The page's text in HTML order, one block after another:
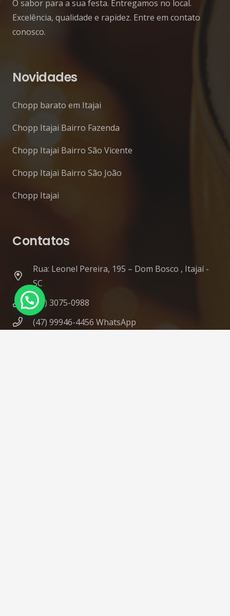
O sabor para a sua festa. Entregamos no local.
Excelência, qualidade e rapidez. Entre em contato
conosco.
Novidades
Chopp barato em Itajai
Chopp Itajai Bairro Fazenda
Chopp Itajai Bairro São Vicente
Chopp Itajai Bairro São João
Chopp Itajai
Contatos
Rua: Leonel Pereira, 195 – Dom Bosco , Itajaí -
SC
(47) 3075-0988
(47) 99946-4456 WhatsApp